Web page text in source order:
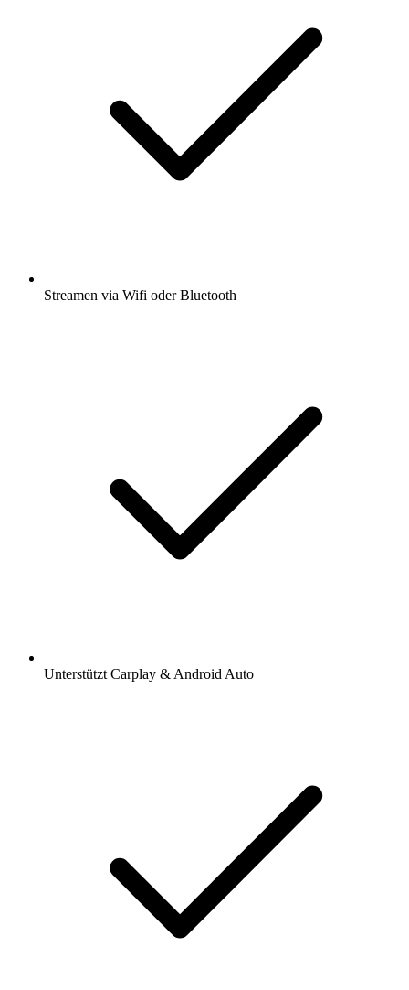
Streamen via Wifi oder Bluetooth
Unterstützt Carplay & Android Auto